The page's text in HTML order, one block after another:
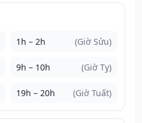
1h – 2h (Giờ Sửu)
9h – 10h (Giờ Tỵ)
19h – 20h (Giờ Tuất)